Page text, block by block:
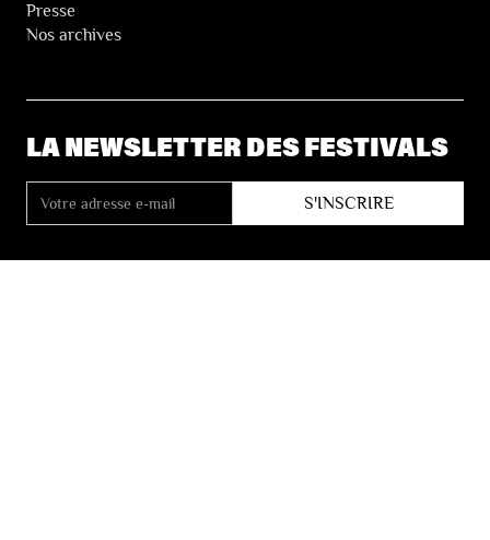
Presse
Nos archives
LA NEWSLETTER DES FESTIVALS